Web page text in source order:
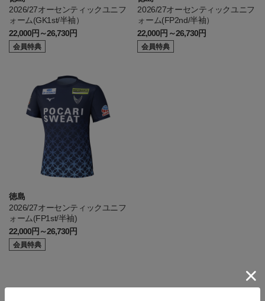
2026/27オーセンティックユニフ
ォーム(GK1st/半袖）
22,000円～26,730円
会員特典
2026/27オーセンティックユニフ
ォーム(FP2nd/半袖）
22,000円～26,730円
会員特典
徳島
2026/27オーセンティックユニフ
ォーム(FP1st/半袖)
22,000円～26,730円
会員特典